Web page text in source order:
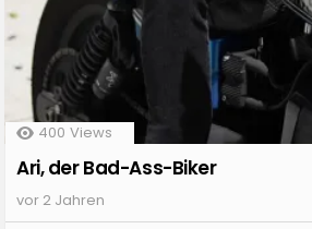
400 Views
Ari, der Bad-Ass-Biker
vor 2 Jahren